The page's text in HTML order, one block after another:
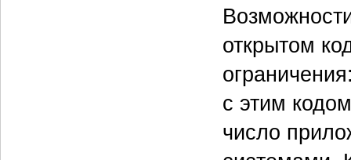
открытом
с этим
число